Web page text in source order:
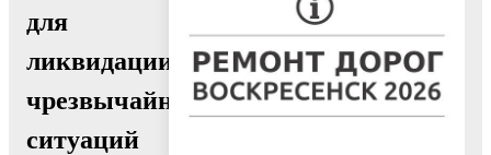
для
ликвидации
чрезвычайных
ситуаций